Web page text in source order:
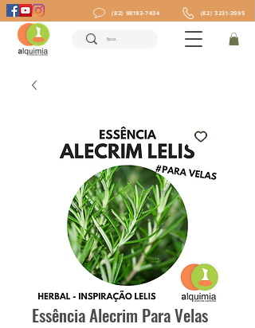
(82) 98193-7434 (82) 3231-3995
Essência Alecrim Para Velas